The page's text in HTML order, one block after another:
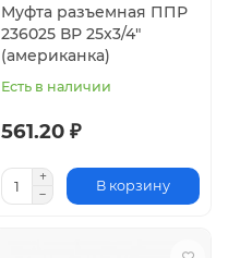
Муфта разъемная ППР
236025 ВР 25x3/4"
(американка)
Есть в наличии
561.20 ₽
В корзину